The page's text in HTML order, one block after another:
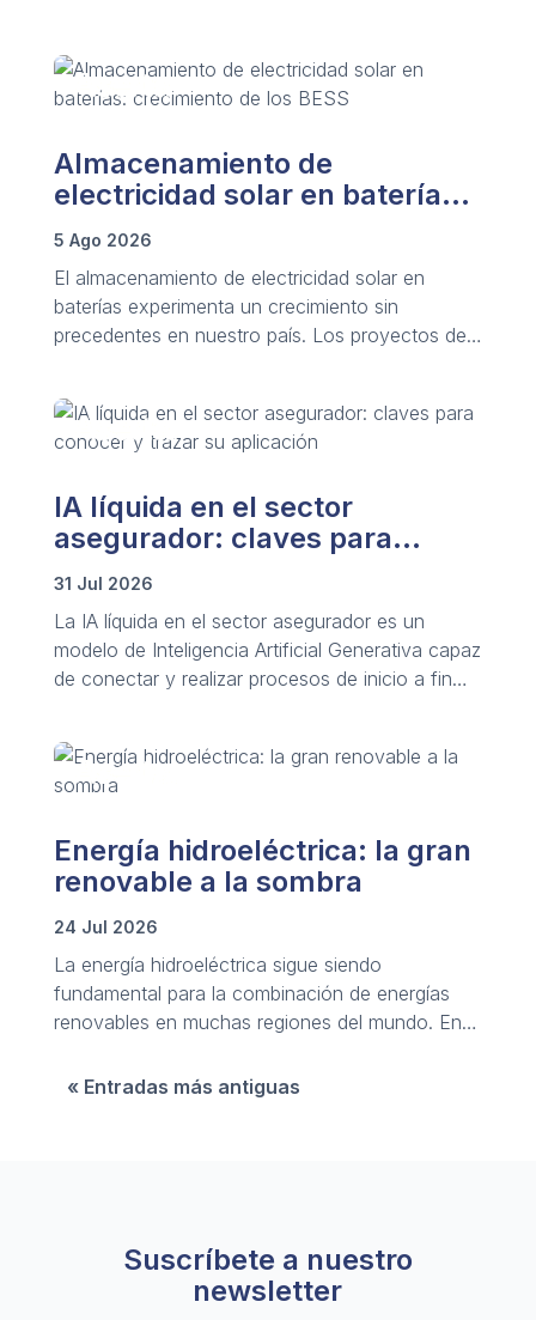
Almacenamiento de
electricidad solar en baterías:
crecimiento de los BESS
5 Ago 2026
El almacenamiento de electricidad solar en
baterías experimenta un crecimiento sin
precedentes en nuestro país. Los proyectos de
global.
IA líquida en el sector
asegurador: claves para
conocer y trazar su aplicación
31 Jul 2026
La IA líquida en el sector asegurador es un
modelo de Inteligencia Artificial Generativa capaz
de conectar y realizar procesos de inicio a fin
que analizan y actúan en segundos.
Energía hidroeléctrica: la gran
renovable a la sombra
24 Jul 2026
La energía hidroeléctrica sigue siendo
fundamental para la combinación de energías
renovables en muchas regiones del mundo. En
sus principales desafíos y oportunidades.
« Entradas más antiguas
Suscríbete a nuestro
newsletter